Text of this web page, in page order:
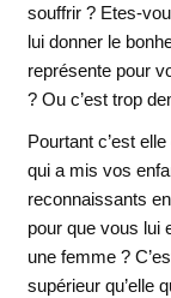
souffrir ? Etes-
lui donner le
représente pour
? Ou c’est trop
Pourtant c’est
qui a mis vos
reconnaissants
pour que vous lui
une femme ?
supérieur qu’elle